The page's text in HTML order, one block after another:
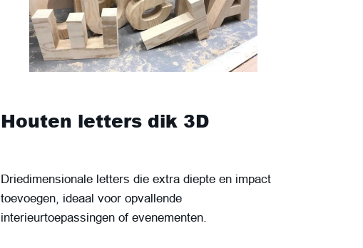
Houten letters dik 3D
Driedimensionale letters die extra diepte en impact
toevoegen, ideaal voor opvallende
interieurtoepassingen of evenementen.